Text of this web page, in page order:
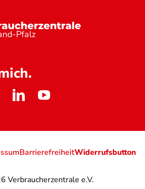
Pfalz
Verbraucherzentrale e.V.
BarrierefreiheitWiderrufsbutton